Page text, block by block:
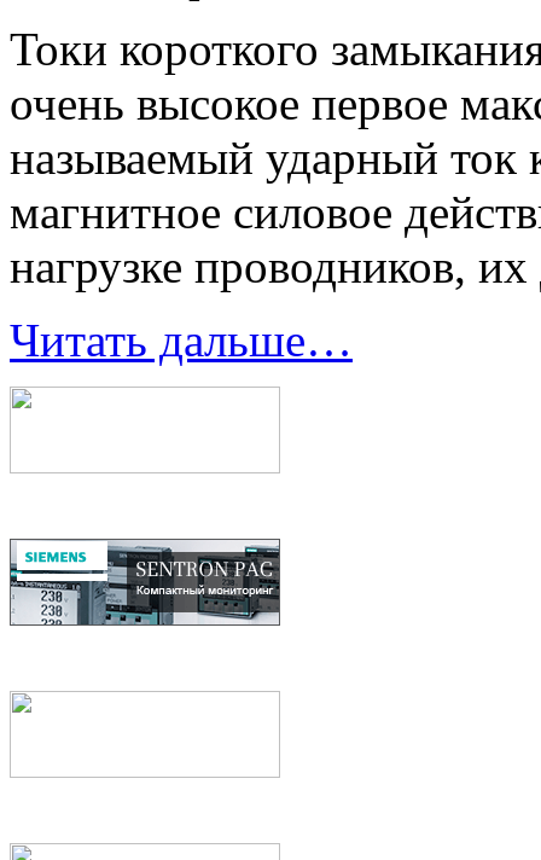
Токи короткого
очень высокое первое
называемый ударный ток
магнитное силовое
нагрузке проводников,
Читать дальше…